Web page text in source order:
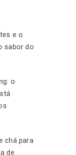
e o
sabor do
o
chá para
de